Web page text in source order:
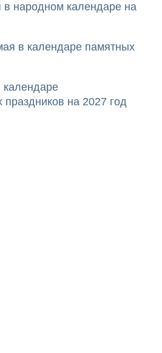
в народном календаре на
в календаре памятных
на 2027 год